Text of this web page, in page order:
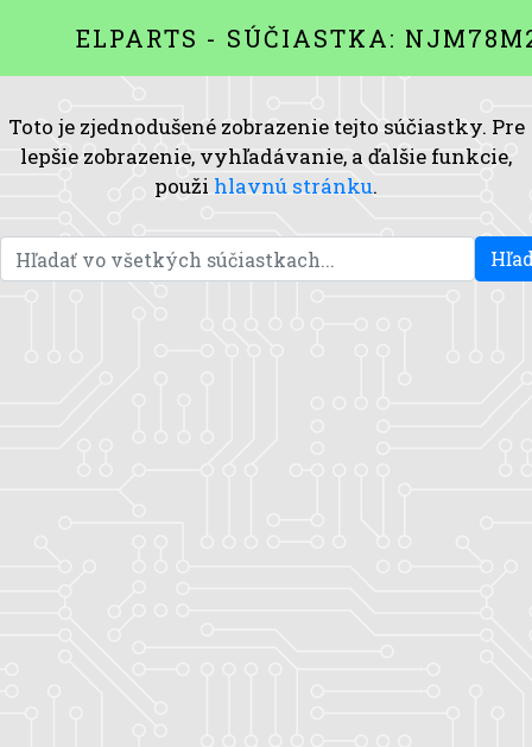
ELPARTS - SÚČIASTKA:
Toto je zjednodušené zobrazenie tejto súčiastky. Pre
lepšie zobrazenie, vyhľadávanie, a ďalšie funkcie,
použi hlavnú stránku.